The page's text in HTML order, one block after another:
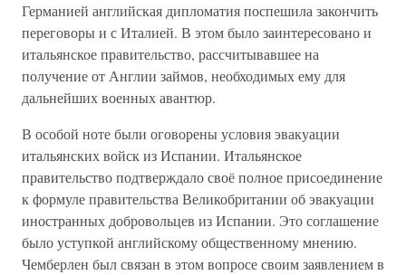
Германией английская дипломатия поспешила закончить
переговоры и с Италией. В этом было заинтересовано и
итальянское правительство, рассчитывавшее на
получение от Англии займов, необходимых ему для
дальнейших военных авантюр.
В особой ноте были оговорены условия эвакуации
итальянских войск из Испании. Итальянское
правительство подтверждало своё полное присоединение
к формуле правительства Великобритании об эвакуации
иностранных добровольцев из Испании. Это соглашение
было уступкой английскому общественному мнению.
Чемберлен был связан в этом вопросе своим заявлением в